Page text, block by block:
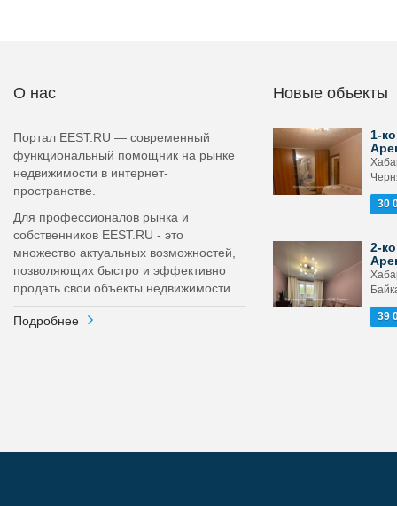
О нас
Портал EEST.RU — современный
функциональный помощник на рынке
недвижимости в интернет-
пространстве.
Для профессионалов рынка и
собственников EEST.RU - это
множество актуальных возможностей,
позволяющих быстро и эффективно
продать свои объекты недвижимости.
Подробнее
Новые объекты
1-
30
2-
39